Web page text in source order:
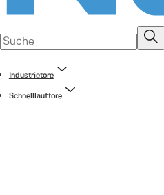
Industrietore
Schnelllauftore